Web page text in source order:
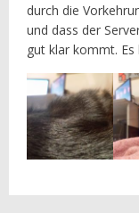
durch die
und dass der
gut klar kommt.